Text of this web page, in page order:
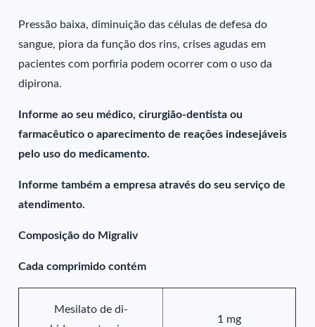
Pressão baixa, diminuição das células de defesa do
sangue, piora da função dos rins, crises agudas em
pacientes com porfiria podem ocorrer com o uso da
dipirona.
Informe ao seu médico, cirurgião-dentista ou
farmacêutico o aparecimento de reações indesejáveis
pelo uso do medicamento.
Informe também a empresa através do seu serviço de
atendimento.
Composição do Migraliv
Cada comprimido contém
Mesilato de di-
1 mg